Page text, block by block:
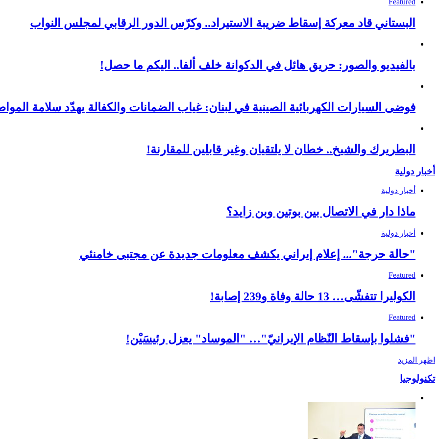
Featured
البستاني قاد معركة إسقاط ضريبة الاستيراد.. وكرّس الدور الرقابي لمجلس النواب
بالفيديو والصور: حريق هائل في الدكوانة خلف ألفا.. اليكم ما حصل!
فوضى السيارات الكهربائية الصينية في لبنان: غياب الضمانات والكفالة يهدّد سلامة
البطريرك والشيخ.. خطان لا يلتقيان وغير قابلين للمقارنة!
أخبار دولية
أخبار دولية
ماذا دار في الاتصال بين بوتين وبن زايد؟
أخبار دولية
"حالة حرجة"... إعلام إيراني يكشف معلومات جديدة عن مجتبى خامنئي
Featured
الكوليرا تتفشّى… 13 حالة وفاة و239 إصابة!
Featured
"فشلوا بإسقاط النّظام الإيرانيّ"… "الموساد" يعزل رئيسَيْن!
اظهر المزيد
تكنولوجيا